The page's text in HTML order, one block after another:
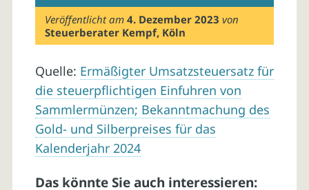
Veröffentlicht am4. Dezember 2023 von
Steuerberater Kempf, Köln
Quelle: Ermäßigter Umsatzsteuersatz für
die steuerpflichtigen Einfuhren von
Sammlermünzen; Bekanntmachung des
Gold- und Silberpreises für das
Kalenderjahr 2024
Das könnte Sie auch interessieren: